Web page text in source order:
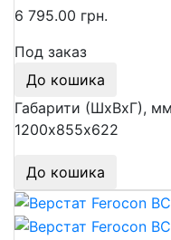
6 795.00 грн.
Под заказ
До кошика
Габарити (ШхВхГ),
1200х855х622
До кошика